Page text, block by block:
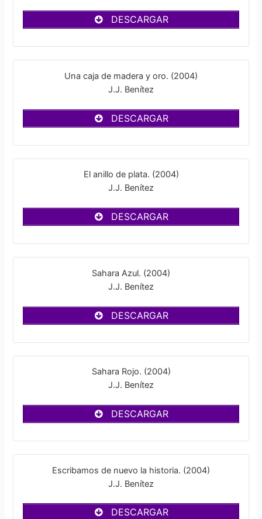
DESCARGAR
Una caja de madera y oro. (2004)
J.J. Benítez
DESCARGAR
El anillo de plata. (2004)
J.J. Benítez
DESCARGAR
Sahara Azul. (2004)
J.J. Benítez
DESCARGAR
Sahara Rojo. (2004)
J.J. Benítez
DESCARGAR
Escribamos de nuevo la historia. (2004)
J.J. Benítez
DESCARGAR